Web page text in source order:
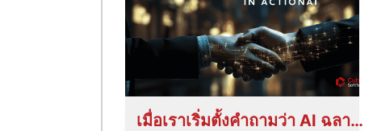
เมื่อเราเริ่มตั้งคำถามว่า AI ฉลาดก็จริง... แต่เคารพสิทธิของเราไหม?